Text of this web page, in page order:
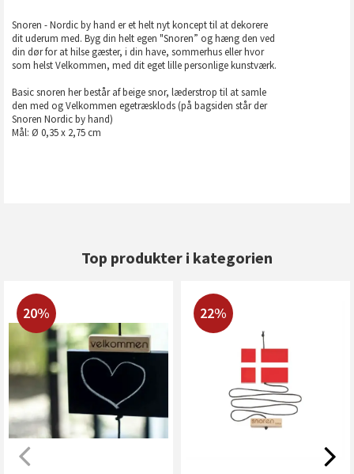
Snoren - Nordic by hand er et helt nyt koncept til at dekorere
dit uderum med. Byg din helt egen "Snoren” og hæng den ved
din dør for at hilse gæster, i din have, sommerhus eller hvor
som helst Velkommen, med dit eget lille personlige kunstværk.
Basic snoren her består af beige snor, læderstrop til at samle
den med og Velkommen egetræsklods (på bagsiden står der
Snoren Nordic by hand)
Mål: Ø 0,35 x 2,75 cm
Top produkter i kategorien
20% 22%